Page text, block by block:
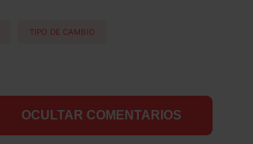
TIPO DE CAMBIO
OCULTAR COMENTARIOS